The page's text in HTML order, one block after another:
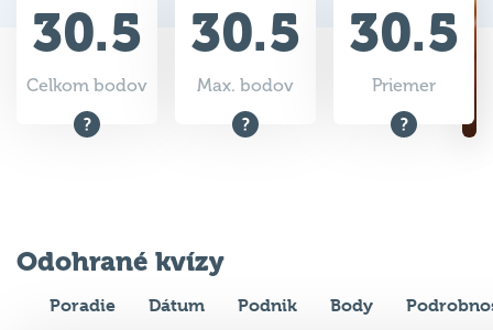
30.5
Celkom bodov
30.5
Max. bodov
30.5
Priemer
Odohrané kvízy
Poradie Dátum Podnik Body